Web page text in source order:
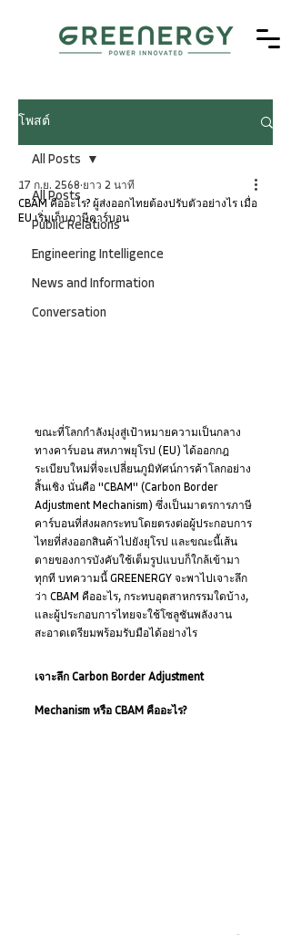
โพสต์
All Posts
Public Relations
Engineering Intelligence
News and Information
Conversation
All Posts
CBAM คืออะไร? ผู้ส่งออกไทยต้องปรับตัวอย่างไร เมื่อ
EU เริ่มเก็บภาษีคาร์บอน
17 ก.ย. 2568 ยาว 2 นาที
ขณะที่โลกกำลังมุ่งสู่เป้าหมายความเป็นกลาง
ทางคาร์บอน สหภาพยุโรป (EU) ได้ออกกฎ
ระเบียบใหม่ที่จะเปลี่ยนภูมิทัศน์การค้าโลกอย่าง
สิ้นเชิง นั่นคือ "CBAM" (Carbon Border
Adjustment Mechanism) ซึ่งเป็นมาตรการภาษี
คาร์บอนที่ส่งผลกระทบโดยตรงต่อผู้ประกอบการ
ไทยที่ส่งออกสินค้าไปยังยุโรป และขณะนี้เส้น
ตายของการบังคับใช้เต็มรูปแบบก็ใกล้เข้ามา
ทุกที บทความนี้ GREENERGY จะพาไปเจาะลึก
ว่า CBAM คืออะไร, กระทบอุตสาหกรรมใดบ้าง,
และผู้ประกอบการไทยจะใช้โซลูชันพลังงาน
สะอาดเตรียมพร้อมรับมือได้อย่างไร
เจาะลึก Carbon Border Adjustment
Mechanism หรือ CBAM คืออะไร?